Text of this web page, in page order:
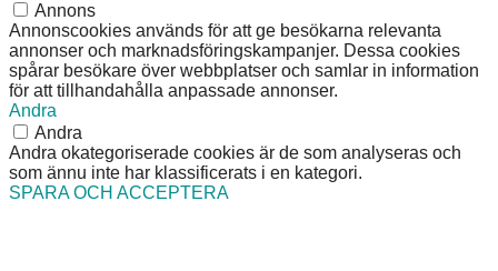
Annons
Annonscookies används för att ge besökarna relevanta
annonser och marknadsföringskampanjer. Dessa cookies
spårar besökare över webbplatser och samlar in information
för att tillhandahålla anpassade annonser.
Andra
Andra
Andra okategoriserade cookies är de som analyseras och
som ännu inte har klassificerats i en kategori.
SPARA OCH ACCEPTERA